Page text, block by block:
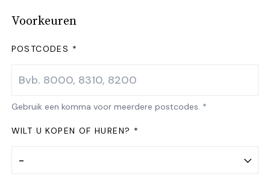
Voorkeuren
POSTCODES *
Gebruik een komma voor meerdere postcodes. *
WILT U KOPEN OF HUREN? *